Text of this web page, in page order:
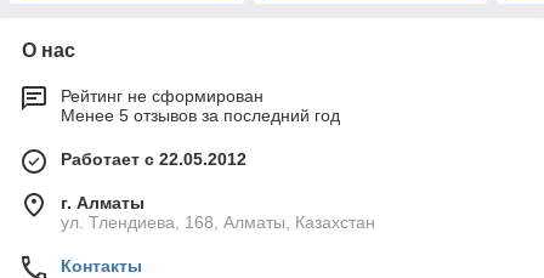
О нас
Рейтинг не сформирован
Менее 5 отзывов за последний год
Работает с 22.05.2012
г. Алматы
ул. Тлендиева, 168, Алматы, Казахстан
Контакты